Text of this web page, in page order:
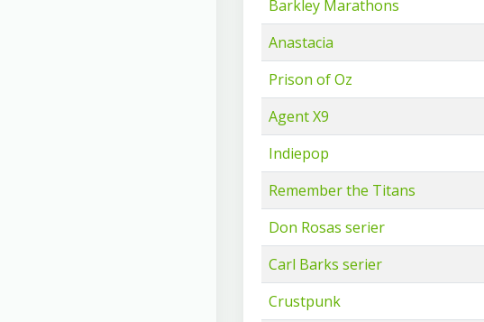
Barkley Marathons
Anastacia
Prison of Oz
Agent X9
Indiepop
Remember the Titans
Don Rosas serier
Carl Barks serier
Crustpunk